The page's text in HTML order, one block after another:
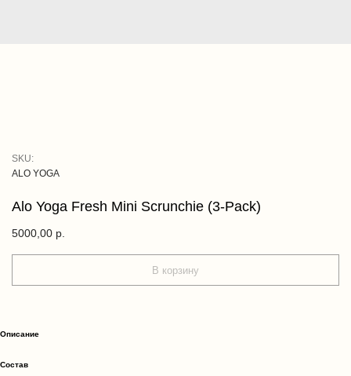
Alo Yoga Fresh Mini Scrunchie (3-Pack)
ALO YOGA
SKU:
5000,00 р.
В корзину
Описание
Cостав